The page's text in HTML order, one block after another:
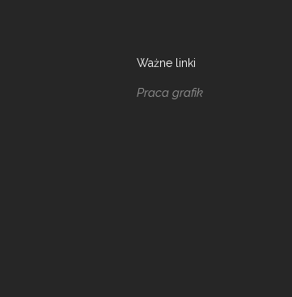
Ważne linki
Praca grafik